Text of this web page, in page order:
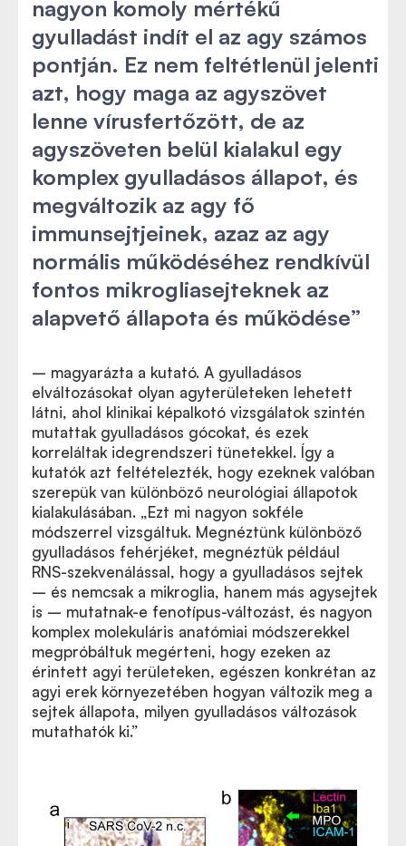
nagyon komoly mértékű
gyulladást indít el az agy számos
pontján. Ez nem feltétlenül jelenti
azt, hogy maga az agyszövet
lenne vírusfertőzött, de az
agyszöveten belül kialakul egy
komplex gyulladásos állapot, és
megváltozik az agy fő
immunsejtjeinek, azaz az agy
normális működéséhez rendkívül
fontos mikrogliasejteknek az
alapvető állapota és működése”
– magyarázta a kutató. A gyulladásos
elváltozásokat olyan agyterületeken lehetett
látni, ahol klinikai képalkotó vizsgálatok szintén
mutattak gyulladásos gócokat, és ezek
korreláltak idegrendszeri tünetekkel. Így a
kutatók azt feltételezték, hogy ezeknek valóban
szerepük van különböző neurológiai állapotok
kialakulásában. „Ezt mi nagyon sokféle
módszerrel vizsgáltuk. Megnéztünk különböző
gyulladásos fehérjéket, megnéztük például
RNS-szekvenálással, hogy a gyulladásos sejtek
– és nemcsak a mikroglia, hanem más agysejtek
is – mutatnak-e fenotípus-változást, és nagyon
komplex molekuláris anatómiai módszerekkel
megpróbáltuk megérteni, hogy ezeken az
érintett agyi területeken, egészen konkrétan az
agyi erek környezetében hogyan változik meg a
sejtek állapota, milyen gyulladásos változások
mutathatók ki.”